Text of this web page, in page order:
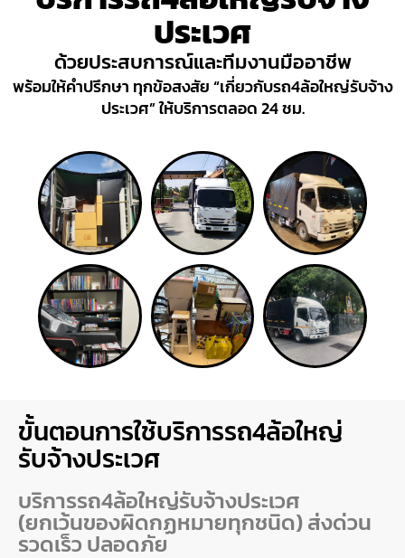
ประเวศ
ด้วยประสบการณ์และทีมงานมืออาชีพ
พร้อมให้คำปรึกษา ทุกข้อสงสัย “เกี่ยวกับรถ4ล้อใหญ่รับจ้าง
ประเวศ” ให้บริการตลอด 24 ชม.
ขั้นตอนการใช้บริการรถ4ล้อใหญ่
รับจ้างประเวศ
บริการรถ4ล้อใหญ่รับจ้างประเวศ
(ยกเว้นของผิดกฏหมายทุกชนิด) ส่งด่วน
รวดเร็ว ปลอดภัย